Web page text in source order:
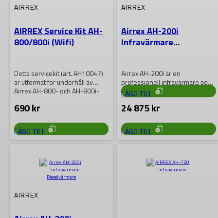
AH200/AH300
Airrex servicekit – artikel
AH10046 – är designat för att
799kr
LÄGG TILL
AIRREX
AIRREX Service Kit AH-
800/800i (Wifi)
Detta servicekit (art. AH10047)
är utformat för underhåll av
Airrex AH-800- och AH-800i-
690kr
LÄGG TILL
AIRREX
Airrex AH-200i
Infravärmare
Airrex AH-200i är en
professionell infravärmare som
kombinerar hög effektivitet med
enkel användning. Den
värmer…
24 875kr
LÄGG TILL
AIRREX